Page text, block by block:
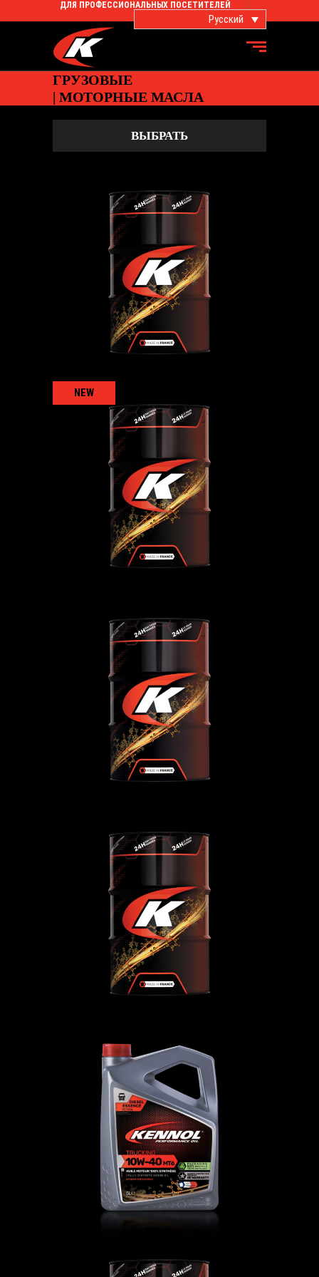
ДЛЯ ПРОФЕССИОНАЛЬНЫХ ПОСЕТИТЕЛЕЙ
Русский
ГРУЗОВЫЕ
| МОТОРНЫЕ МАСЛА
ВЫБРАТЬ
TRUCKING 5W-30 MT
ГРУЗОВЫЕ ,Моторное-масло
NEW
TRUCKING 5W-30 MT+ FE
ГРУЗОВЫЕ ,Моторное-масло
TRUCKING 10W-30 MT
ГРУЗОВЫЕ ,Моторное-масло
TRUCKING 10W-40 MT4
ГРУЗОВЫЕ ,Моторное-масло
TRUCKING 10W-40 MT6
ГРУЗОВЫЕ,Моторное-масло